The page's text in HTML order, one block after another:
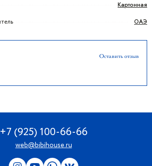
Картонная
ОАЭ
Оставить отзыв
+7 (925) 100-66-66
web@bibihouse.ru